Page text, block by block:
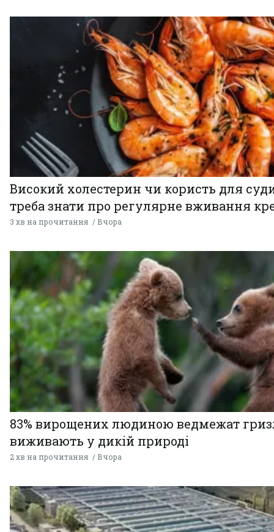
Високий холестерин чи користь для
треба знати про регулярне вживання
3 хв на прочитання Вчора
83% вирощених людиною ведмежат
виживають у дикій природі
2 хв на прочитання Вчора